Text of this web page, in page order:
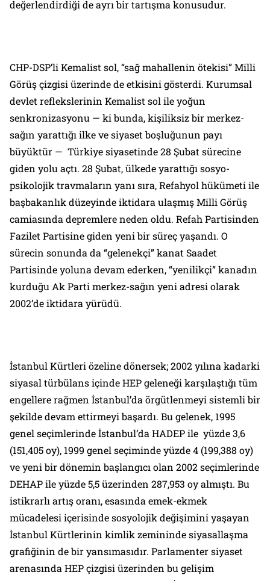
değerlendirdiği de ayrı bir tartışma konusudur.
CHP-DSP’li Kemalist sol, “sağ mahallenin ötekisi” Milli
Görüş çizgisi üzerinde de etkisini gösterdi. Kurumsal
devlet reflekslerinin Kemalist sol ile yoğun
senkronizasyonu — ki bunda, kişiliksiz bir merkez-
sağın yarattığı ilke ve siyaset boşluğunun payı
büyüktür — Türkiye siyasetinde 28 Şubat sürecine
giden yolu açtı. 28 Şubat, ülkede yarattığı sosyo-
psikolojik travmaların yanı sıra, Refahyol hükümeti ile
başbakanlık düzeyinde iktidara ulaşmış Milli Görüş
camiasında depremlere neden oldu. Refah Partisinden
Fazilet Partisine giden yeni bir süreç yaşandı. O
sürecin sonunda da “gelenekçi” kanat Saadet
Partisinde yoluna devam ederken, “yenilikçi” kanadın
kurduğu Ak Parti merkez-sağın yeni adresi olarak
2002’de iktidara yürüdü.
İstanbul Kürtleri özeline dönersek; 2002 yılına kadarki
siyasal türbülans içinde HEP geleneği karşılaştığı tüm
engellere rağmen İstanbul’da örgütlenmeyi sistemli bir
şekilde devam ettirmeyi başardı. Bu gelenek, 1995
genel seçimlerinde İstanbul’da HADEP ile yüzde 3,6
(151,405 oy), 1999 genel seçiminde yüzde 4 (199,388 oy)
ve yeni bir dönemin başlangıcı olan 2002 seçimlerinde
DEHAP ile yüzde 5,5 üzerinden 287,953 oy almıştı. Bu
istikrarlı artış oranı, esasında emek-ekmek
mücadelesi içerisinde sosyolojik değişimini yaşayan
İstanbul Kürtlerinin kimlik zemininde siyasallaşma
grafiğinin de bir yansımasıdır. Parlamenter siyaset
arenasında HEP çizgisi üzerinden bu gelişim